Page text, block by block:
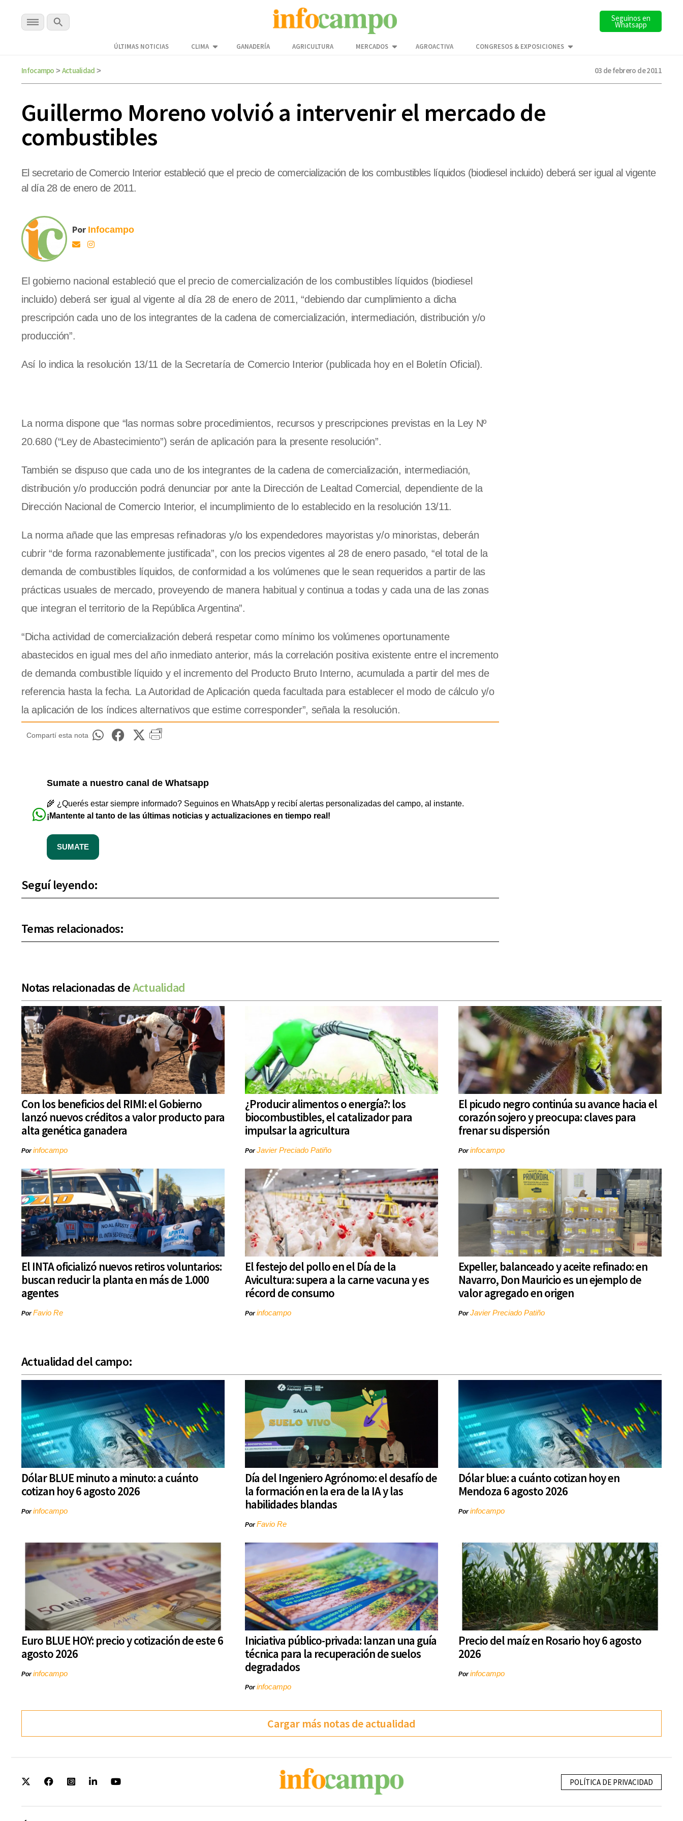
Seguinos en
Whatsapp
ÚLTIMAS NOTICIAS CLIMA GANADERÍA AGRICULTURA MERCADOS AGROACTIVA CONGRESOS & EXPOSICIONES
Infocampo > Actualidad > 03 de febrero de 2011
Guillermo Moreno volvió a intervenir el mercado de
combustibles
El secretario de Comercio Interior estableció que el precio de comercialización de los combustibles líquidos (biodiesel incluido) deberá ser igual al vigente
al día 28 de enero de 2011.
Por Infocampo
El gobierno nacional estableció que el precio de comercialización de los combustibles líquidos (biodiesel
incluido) deberá ser igual al vigente al día 28 de enero de 2011, “debiendo dar cumplimiento a dicha
prescripción cada uno de los integrantes de la cadena de comercialización, intermediación, distribución y/o
producción”.
Así lo indica la resolución 13/11 de la Secretaría de Comercio Interior (publicada hoy en el Boletín Oficial).
La norma dispone que “las normas sobre procedimientos, recursos y prescripciones previstas en la Ley Nº
20.680 (“Ley de Abastecimiento”) serán de aplicación para la presente resolución”.
También se dispuso que cada uno de los integrantes de la cadena de comercialización, intermediación,
distribución y/o producción podrá denunciar por ante la Dirección de Lealtad Comercial, dependiente de la
Dirección Nacional de Comercio Interior, el incumplimiento de lo establecido en la resolución 13/11.
La norma añade que las empresas refinadoras y/o los expendedores mayoristas y/o minoristas, deberán
cubrir “de forma razonablemente justificada”, con los precios vigentes al 28 de enero pasado, “el total de la
demanda de combustibles líquidos, de conformidad a los volúmenes que le sean requeridos a partir de las
prácticas usuales de mercado, proveyendo de manera habitual y continua a todas y cada una de las zonas
que integran el territorio de la República Argentina”.
“Dicha actividad de comercialización deberá respetar como mínimo los volúmenes oportunamente
abastecidos en igual mes del año inmediato anterior, más la correlación positiva existente entre el incremento
de demanda combustible líquido y el incremento del Producto Bruto Interno, acumulada a partir del mes de
referencia hasta la fecha. La Autoridad de Aplicación queda facultada para establecer el modo de cálculo y/o
la aplicación de los índices alternativos que estime corresponder”, señala la resolución.
Compartí esta nota
Sumate a nuestro canal de Whatsapp
🌾 ¿Querés estar siempre informado? Seguinos en WhatsApp y recibí alertas personalizadas del campo, al instante.
¡Mantente al tanto de las últimas noticias y actualizaciones en tiempo real!
SUMATE
Seguí leyendo:
Temas relacionados:
Notas relacionadas deActualidad
Con los beneficios del RIMI: el Gobierno
lanzó nuevos créditos a valor producto para
alta genética ganadera
Porinfocampo
¿Producir alimentos o energía?: los
biocombustibles, el catalizador para
impulsar la agricultura
PorJavier Preciado Patiño
El picudo negro continúa su avance hacia el
corazón sojero y preocupa: claves para
frenar su dispersión
Porinfocampo
El INTA oficializó nuevos retiros voluntarios:
buscan reducir la planta en más de 1.000
agentes
PorFavio Re
El festejo del pollo en el Día de la
Avicultura: supera a la carne vacuna y es
récord de consumo
Porinfocampo
Expeller, balanceado y aceite refinado: en
Navarro, Don Mauricio es un ejemplo de
valor agregado en origen
PorJavier Preciado Patiño
Actualidad del campo:
Dólar BLUE minuto a minuto: a cuánto
cotizan hoy 6 agosto 2026
Porinfocampo
Día del Ingeniero Agrónomo: el desafío de
la formación en la era de la IA y las
habilidades blandas
PorFavio Re
Dólar blue: a cuánto cotizan hoy en
Mendoza 6 agosto 2026
Porinfocampo
Euro BLUE HOY: precio y cotización de este 6
agosto 2026
Porinfocampo
Iniciativa público-privada: lanzan una guía
técnica para la recuperación de suelos
degradados
Porinfocampo
Precio del maíz en Rosario hoy 6 agosto
2026
Porinfocampo
Cargar más notas de actualidad
POLÍTICA DE PRIVACIDAD